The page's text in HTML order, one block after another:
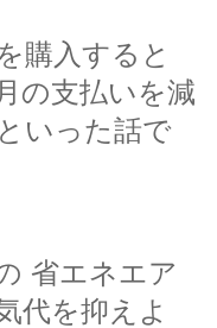
購入すると
の支払いを減
いった話で
省エネエア
代を抑えよ